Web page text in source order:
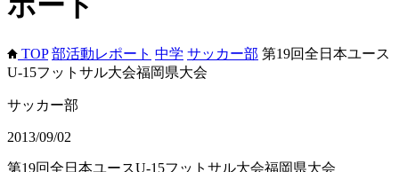
TOP 部活動レポート 中学 サッカー部 第19回全日本ユース
U-15フットサル大会福岡県大会
サッカー部
2013/09/02
第19回全日本ユースU-15フットサル大会福岡県大会